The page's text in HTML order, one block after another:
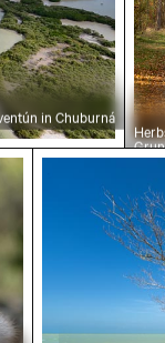
in Chuburná